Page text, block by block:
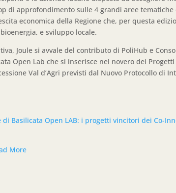
di approfondimento sulle 4 grandi aree
economica della Regione che, per questa
e sviluppo locale.
Joule si avvale del contributo di PoliHub e
Open Lab che si inserisce nel novero dei
Val d’Agri previsti dal Nuovo Protocollo di
di Basilicata Open LAB: i progetti vincitori dei Co-
More